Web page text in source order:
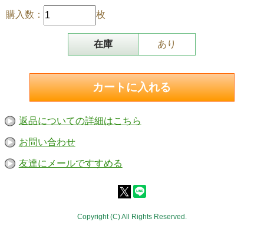
購入数： 枚
在庫 あり
返品についての詳細はこちら
お問い合わせ
友達にメールですすめる
Copyright (C) All Rights Reserved.